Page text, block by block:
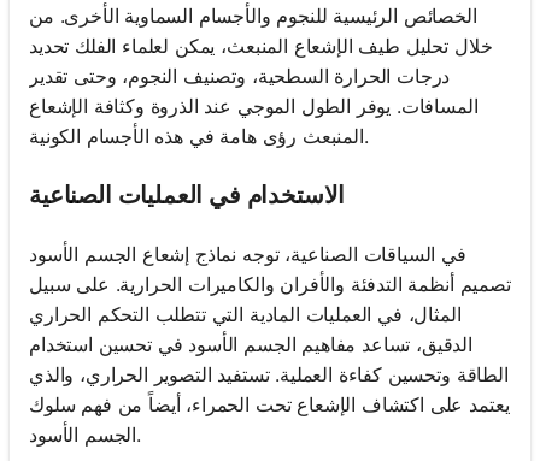
الخصائص الرئيسية للنجوم والأجسام السماوية الأخرى. من
خلال تحليل طيف الإشعاع المنبعث، يمكن لعلماء الفلك تحديد
درجات الحرارة السطحية، وتصنيف النجوم، وحتى تقدير
المسافات. يوفر الطول الموجي عند الذروة وكثافة الإشعاع
المنبعث رؤى هامة في هذه الأجسام الكونية.
الاستخدام في العمليات الصناعية
في السياقات الصناعية، توجه نماذج إشعاع الجسم الأسود
تصميم أنظمة التدفئة والأفران والكاميرات الحرارية. على سبيل
المثال، في العمليات المادية التي تتطلب التحكم الحراري
الدقيق، تساعد مفاهيم الجسم الأسود في تحسين استخدام
الطاقة وتحسين كفاءة العملية. تستفيد التصوير الحراري، والذي
يعتمد على اكتشاف الإشعاع تحت الحمراء، أيضاً من فهم سلوك
الجسم الأسود.